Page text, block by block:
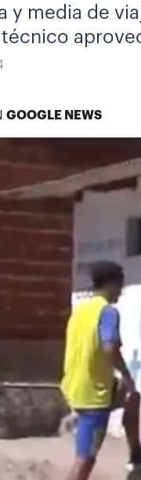
y media de
GOOGLE NEWS